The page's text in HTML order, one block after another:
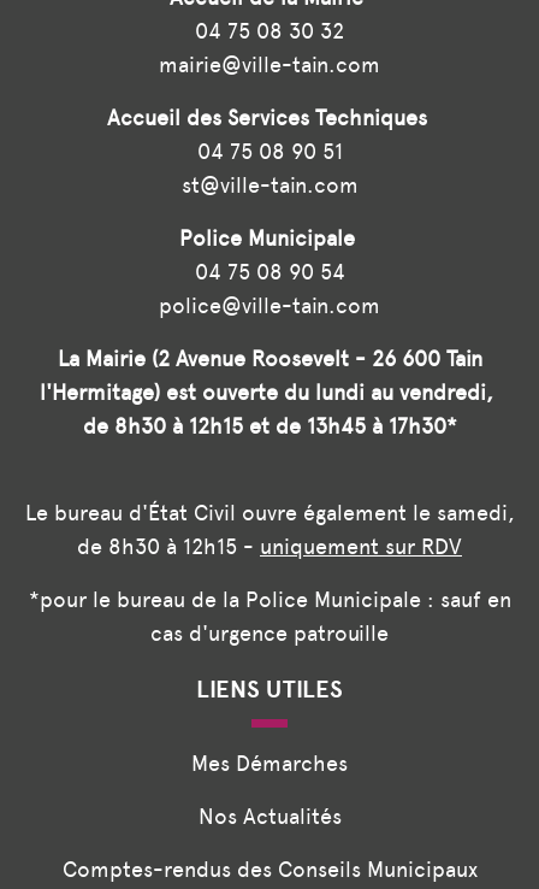
04 75 08 30 32
mairie@ville-tain.com
Accueil des Services Techniques
04 75 08 90 51
st@ville-tain.com
Police Municipale
04 75 08 90 54
police@ville-tain.com
La Mairie (2 Avenue Roosevelt - 26 600 Tain
l'Hermitage) est ouverte du lundi au vendredi,
de 8h30 à 12h15 et de 13h45 à 17h30*
Le bureau d'État Civil ouvre également le samedi,
de 8h30 à 12h15 - uniquement sur RDV
*pour le bureau de la Police Municipale : sauf en
cas d'urgence patrouille
LIENS UTILES
Mes Démarches
Nos Actualités
Comptes-rendus des Conseils Municipaux